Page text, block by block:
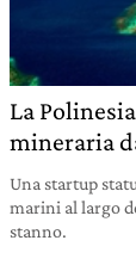
La
mineraria
Una startup
marini al largo
stanno.